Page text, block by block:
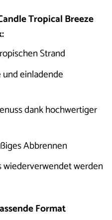
Tropical Breeze
Strand
einladende
dank hochwertiger
Abbrennen
wiederverwendet werden
Format